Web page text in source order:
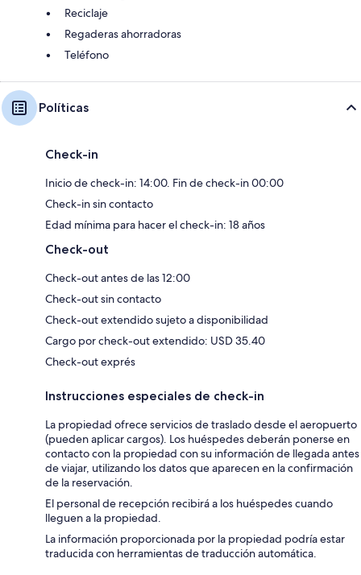
Reciclaje
Regaderas ahorradoras
Teléfono
Políticas
Check-in
Inicio de check-in: 14:00. Fin de check-in 00:00
Check-in sin contacto
Edad mínima para hacer el check-in: 18 años
Check-out
Check-out antes de las 12:00
Check-out sin contacto
Check-out extendido sujeto a disponibilidad
Cargo por check-out extendido: USD 35.40
Check-out exprés
Instrucciones especiales de check-in
La propiedad ofrece servicios de traslado desde el aeropuerto
(pueden aplicar cargos). Los huéspedes deberán ponerse en
contacto con la propiedad con su información de llegada antes
de viajar, utilizando los datos que aparecen en la confirmación
de la reservación.
El personal de recepción recibirá a los huéspedes cuando
lleguen a la propiedad.
La información proporcionada por la propiedad podría estar
traducida con herramientas de traducción automática.